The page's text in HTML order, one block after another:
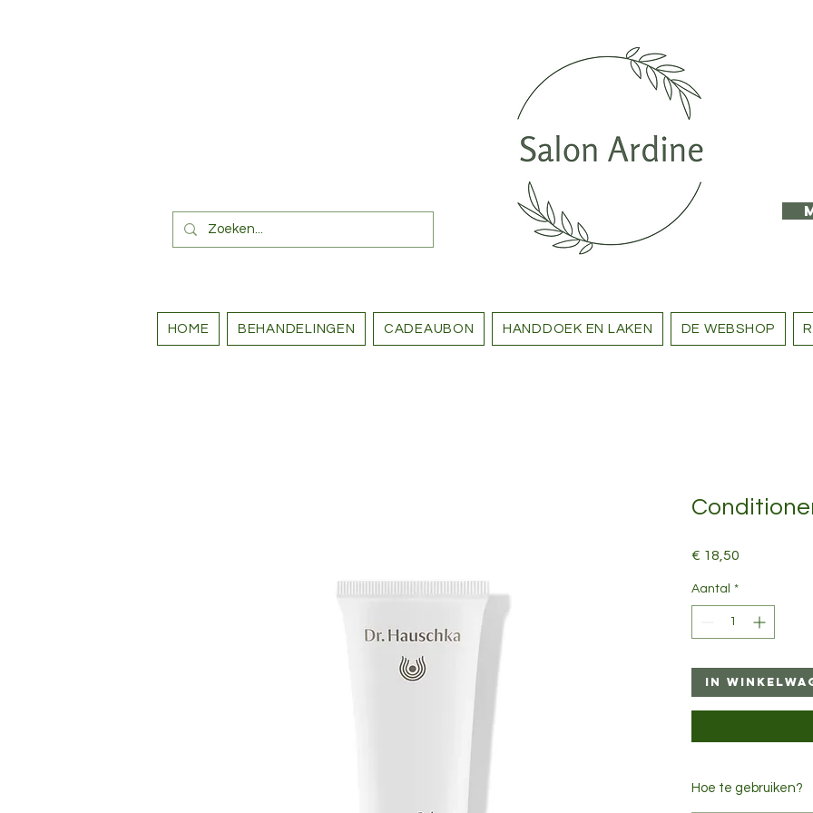
HOME BEHANDELINGEN CADEAUBON HANDDOEK EN LAKEN DE WEBSHOP
€ 18,50
Aantal *
In
Hoe te gebruiken?